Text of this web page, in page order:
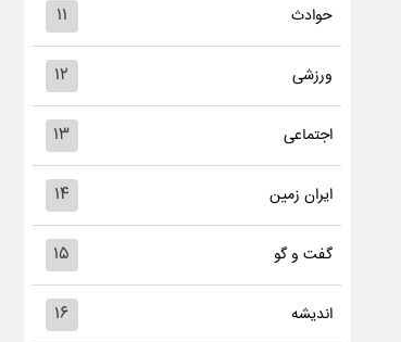
حوادث ۱۱
ورزشی ۱۲
اجتماعی ۱۳
ایران زمین ۱۴
گفت و گو ۱۵
اندیشه ۱۶